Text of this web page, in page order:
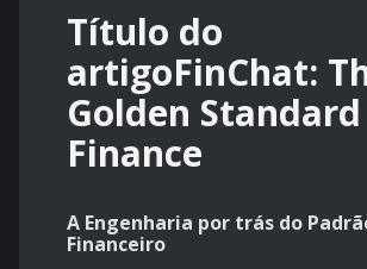
Título do
artigoFinChat:
Golden Standard
Finance
A Engenharia por trás do
Financeiro